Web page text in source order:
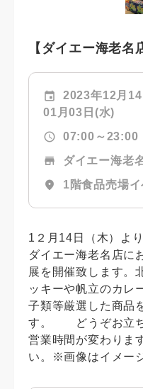
【ダイエー海老
event
2023年12月14
01月03日(水)
schedule 07:00～23:00
store ダイエー海老
location_on 1階食品売場
1２月14日（木）よ
ダイエー海老名店に
展を開催致します。
ッキーや帆立のカレ
子類等厳選した商品
す。 どうぞお立ち
営業時間が変わりま
い。※画像はイメー